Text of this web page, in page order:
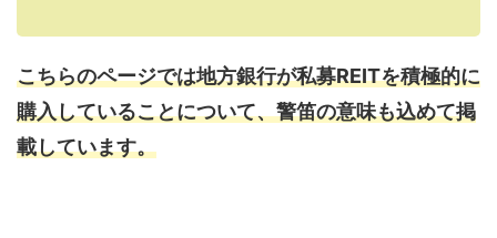
こちらのページでは地方銀行が私募REITを積極的に
購入していることについて、警笛の意味も込めて掲
載しています。